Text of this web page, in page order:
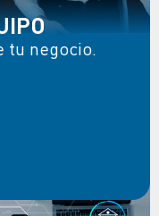
tu negocio.